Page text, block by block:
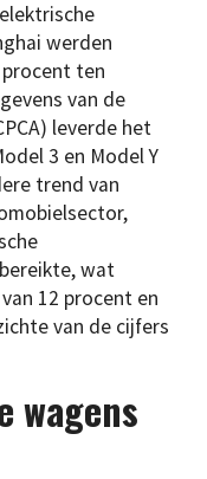
werden
ten
van de
leverde het
3 en Model Y
trend van
wat
12 procent en
van de cijfers
wagens